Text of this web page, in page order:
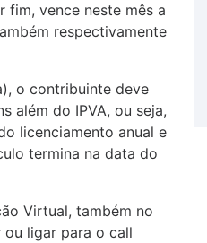
fim, vence neste mês a
respectivamente
o contribuinte deve
além do IPVA, ou seja,
licenciamento anual e
termina na data do
Virtual, também no
ou ligar para o call